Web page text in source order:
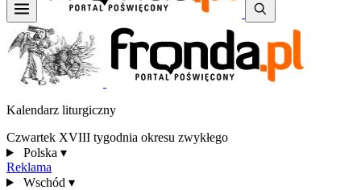
Kalendarz liturgiczny
Czwartek XVIII tygodnia okresu zwykłego
Polska ▾
Reklama
Wschód ▾